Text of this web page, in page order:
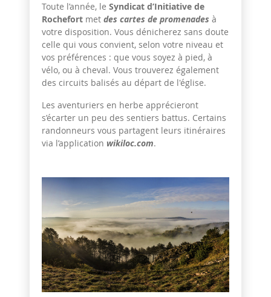
Toute l’année, le Syndicat d’Initiative de
Rochefort met des cartes de promenades à
votre disposition. Vous dénicherez sans doute
celle qui vous convient, selon votre niveau et
vos préférences : que vous soyez à pied, à
vélo, ou à cheval. Vous trouverez également
des circuits balisés au départ de l'église.
Les aventuriers en herbe apprécieront
s’écarter un peu des sentiers battus. Certains
randonneurs vous partagent leurs itinéraires
via l’application wikiloc.com.